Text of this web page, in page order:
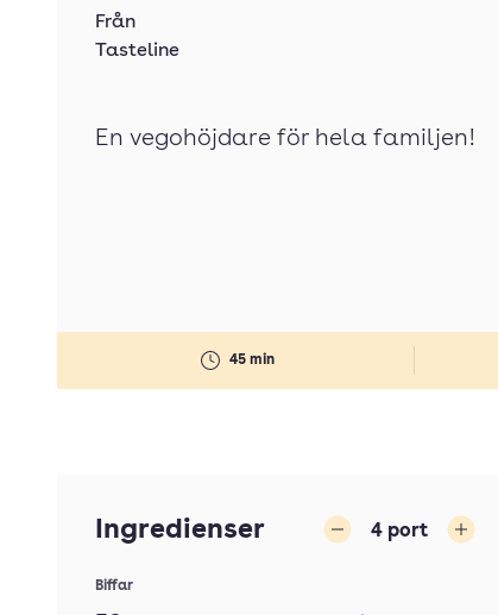
45 min
Från
Tasteline
En vegohöjdare för hela familjen!
Ingredienser 4 port
Biffar